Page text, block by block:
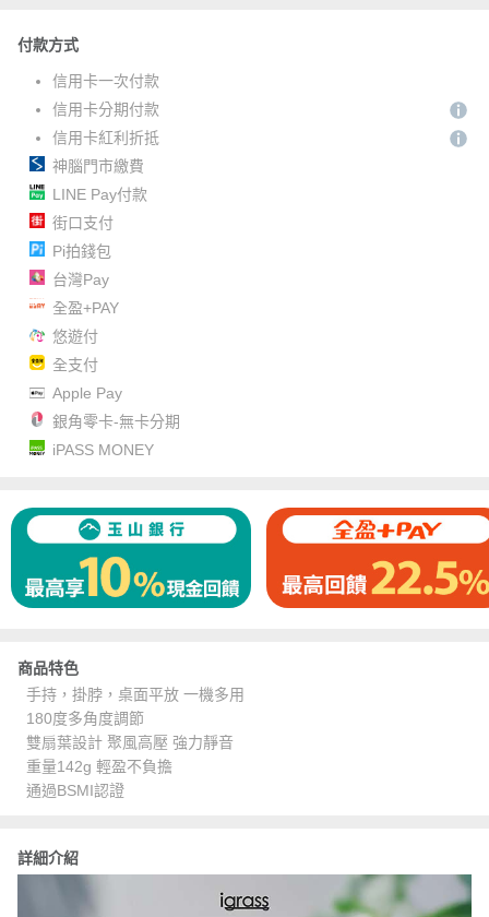
付款方式
信用卡一次付款
信用卡分期付款
信用卡紅利折抵
神腦門市繳費
LINE Pay付款
街口支付
Pi拍錢包
台灣Pay
全盈+PAY
悠遊付
全支付
Apple Pay
銀角零卡-無卡分期
iPASS MONEY
商品特色
手持，掛脖，桌面平放 一機多用
180度多角度調節
雙扇葉設計 聚風高壓 強力靜音
重量142g 輕盈不負擔
通過BSMI認證
詳細介紹